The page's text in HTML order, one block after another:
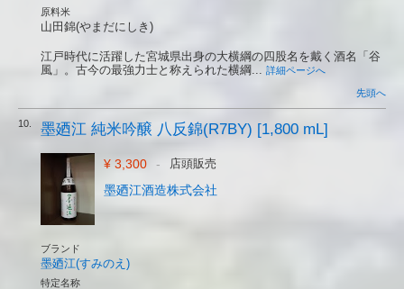
原料米
山田錦(やまだにしき)
江戸時代に活躍した宮城県出身の大横綱の四股名を戴く酒名「谷
風」。古今の最強力士と称えられた横綱... 詳細ページへ
先頭へ
10. 墨廼江 純米吟醸 八反錦(R7BY) [1,800 mL]
¥ 3,300 - 店頭販売
墨廼江酒造株式会社
ブランド
墨廼江(すみのえ)
特定名称